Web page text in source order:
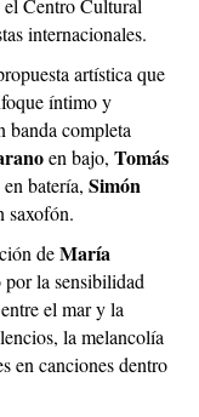
Centro Cultural
internacionales.
artística que
íntimo y
banda completa
en bajo, Tomás
en batería, Simón
saxofón.
deMaría
por la sensibilidad
el mar y la
la melancolía
en canciones dentro